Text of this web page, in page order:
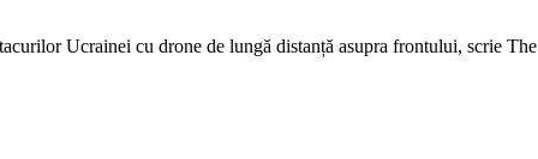
Ucrainei cu drone de lungă distanță asupra frontului, scrie The